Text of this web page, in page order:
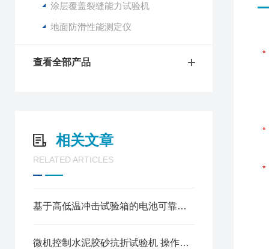
涂层覆盖裂缝能力试验机
地面防滑性能测定仪
查看全部产品
相关文章
RELATED ARTICLES
基于高低温冲击试验箱的电池可靠性测试方案
微机控制水泥胶砂抗折试验机 操作规程